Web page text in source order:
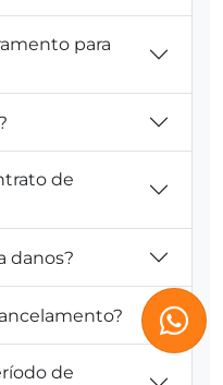
para
de
danos?
de